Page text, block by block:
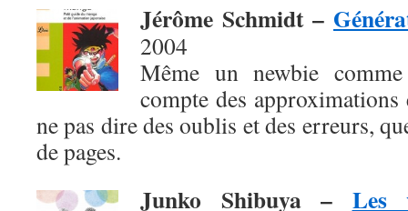
Jérôme Schmidt –
2004
Même un newbie
compte des
ne pas dire des oublis et des erreurs,
de pages.
Junko Shibuya– Les